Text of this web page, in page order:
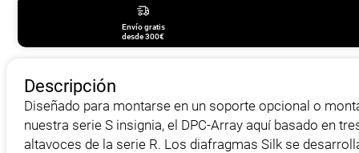
Envío gratis
desde 300€
Descripción
Diseñado para montarse en un soporte opcional o
nuestra serie S insignia, el DPC-Array aquí basado en
altavoces de la serie R. Los diafragmas Silk se